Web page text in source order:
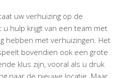
uw verhuizing op de
u hulp krijgt van een team met
hebben met verhuizingen. Het
bovendien ook een grote
klus zijn, vooral als u druk
naar de nieuwe locatie. Maar